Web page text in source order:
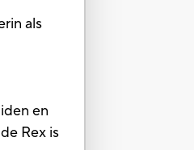
als
en
Rex is